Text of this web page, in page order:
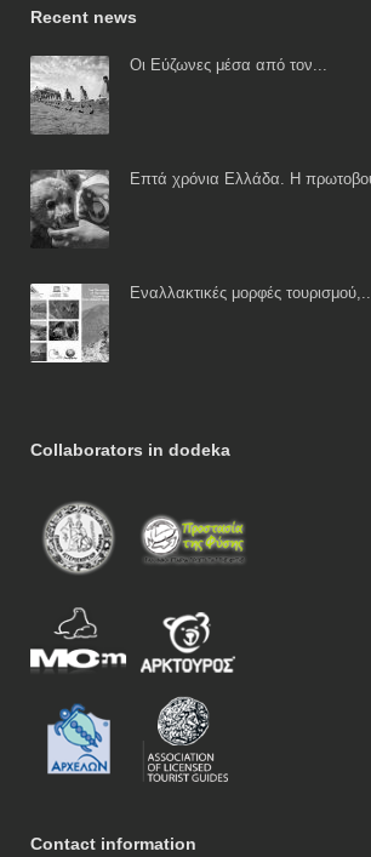
Recent news
Οι Εύζωνες μέσα από τον...
Επτά χρόνια Ελλάδα. Η
Εναλλακτικές μορφές
Collaborators in dodeka
Contact information